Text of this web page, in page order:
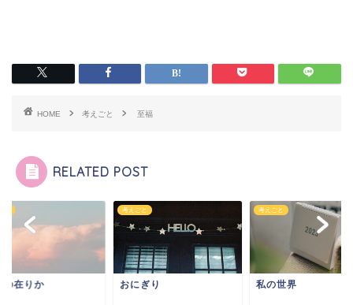
HOME 考えごと 至福
RELATED POST
の在りか
考えごと
おにぎり
考えごと
私の世界